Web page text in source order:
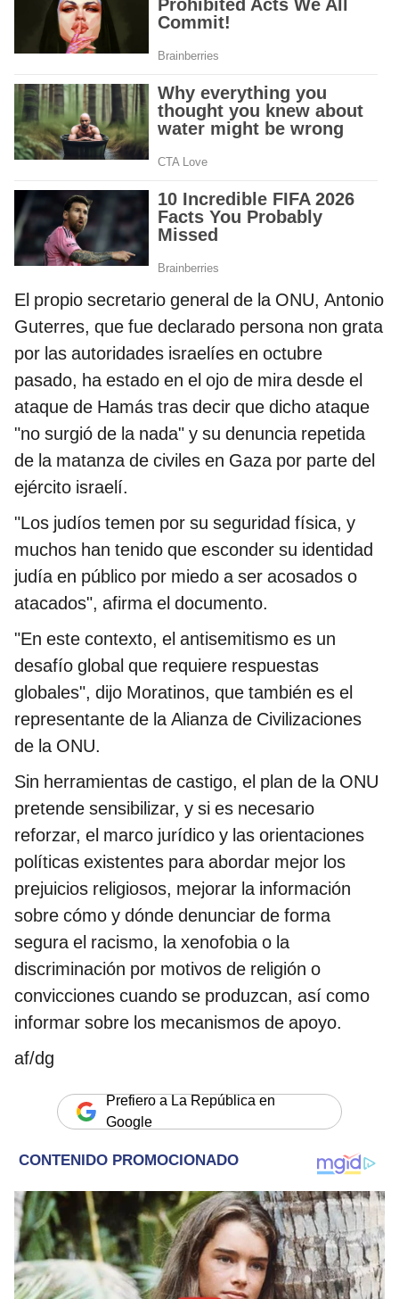
El propio secretario general de la ONU, Antonio
Guterres, que fue declarado persona non grata
por las autoridades israelíes en octubre
pasado, ha estado en el ojo de mira desde el
ataque de Hamás tras decir que dicho ataque
"no surgió de la nada" y su denuncia repetida
de la matanza de civiles en Gaza por parte del
ejército israelí.
"Los judíos temen por su seguridad física, y
muchos han tenido que esconder su identidad
judía en público por miedo a ser acosados o
atacados", afirma el documento.
"En este contexto, el antisemitismo es un
desafío global que requiere respuestas
globales", dijo Moratinos, que también es el
representante de la Alianza de Civilizaciones
de la ONU.
Sin herramientas de castigo, el plan de la ONU
pretende sensibilizar, y si es necesario
reforzar, el marco jurídico y las orientaciones
políticas existentes para abordar mejor los
prejuicios religiosos, mejorar la información
sobre cómo y dónde denunciar de forma
segura el racismo, la xenofobia o la
discriminación por motivos de religión o
convicciones cuando se produzcan, así como
informar sobre los mecanismos de apoyo.
af/dg
Prefiero a La República en
Google